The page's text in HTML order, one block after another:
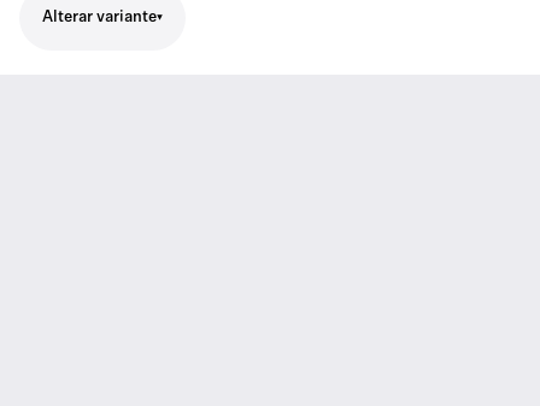
Alterar variante